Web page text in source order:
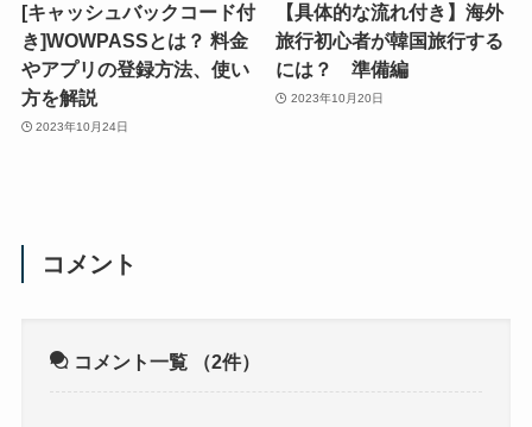
[キャッシュバックコード付
き]WOWPASSとは？ 料金
やアプリの登録方法、使い
方を解説
2023年10月24日
【具体的な流れ付き】海外
旅行初心者が韓国旅行する
には？ 準備編
2023年10月20日
コメント
コメント一覧 （2件）